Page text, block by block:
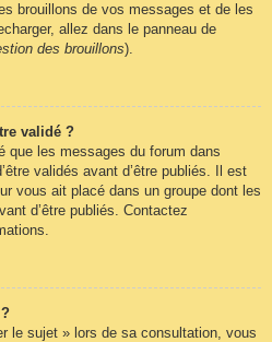
brouillons de vos messages et de les
allez dans le panneau de
des brouillons).
validé ?
que les messages du forum dans
validés avant d’être publiés. Il est
vous ait placé dans un groupe dont les
d’être publiés. Contactez
le sujet » lors de sa consultation, vous